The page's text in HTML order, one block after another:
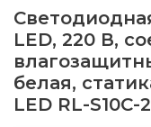
LED, 220 В,
белая,
LED RL-